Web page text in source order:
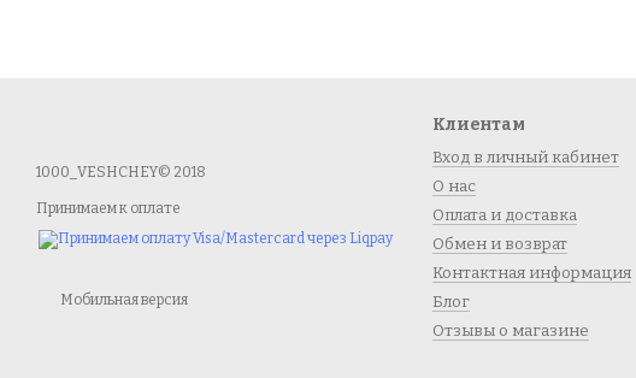
1000_VESHCHEY© 2018
Принимаем к оплате
Мобильная версия
Клиентам
Вход в личный кабинет
О нас
Оплата и доставка
Обмен и возврат
Контактная информация
Блог
Отзывы о магазине